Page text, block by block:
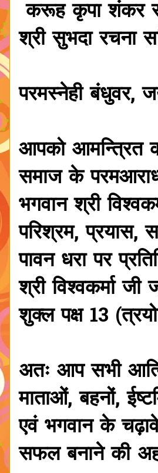
करूह कृपा शंकर
श्री सुभदा रचना
परमस्नेही बंधुवर,
आपको आमन्त्रित
समाज के
भगवान श्री
परिश्रम, प्रयास,
पावन धरा पर
श्री विश्वकर्मा
शुक्ल पक्ष 13
अतः आप सभी
माताओं, बहनों,
एवं भगवान के
सफल बनाने की